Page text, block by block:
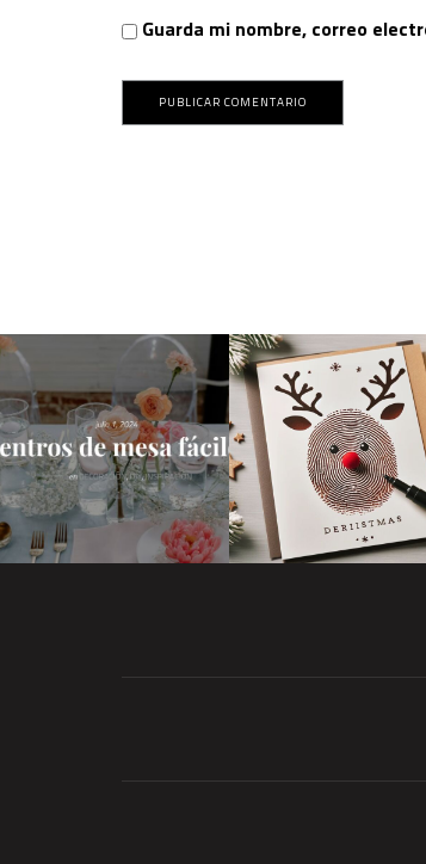
Guarda mi nombre, correo